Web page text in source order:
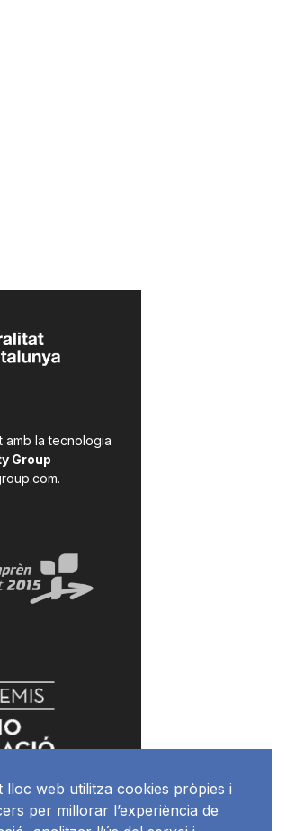
la tecnologia
Group
.
lloc web utilitza cookies pròpies i
per millorar l’experiència de